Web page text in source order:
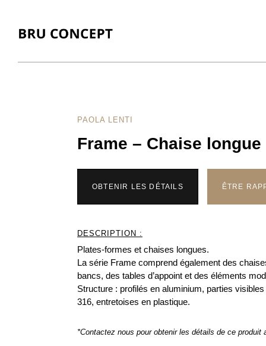
PAOLA LENTI
Frame – Chaise longue
OBTENIR LES DÉTAILS ÊTRE
DESCRIPTION :
Plates-formes et chaises longues.
La série Frame comprend également des
bancs, des tables d’appoint et des éléments
Structure : profilés en aluminium, parties
316, entretoises en plastique.
*Contactez nous pour obtenir les détails de ce produit